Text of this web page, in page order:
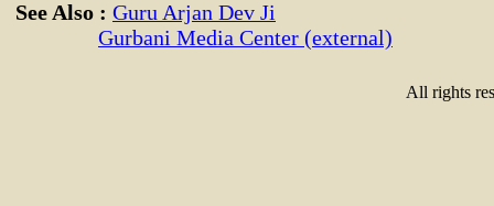
See Also : Guru Arjan Dev Ji
Gurbani Media Center (external)
All rights